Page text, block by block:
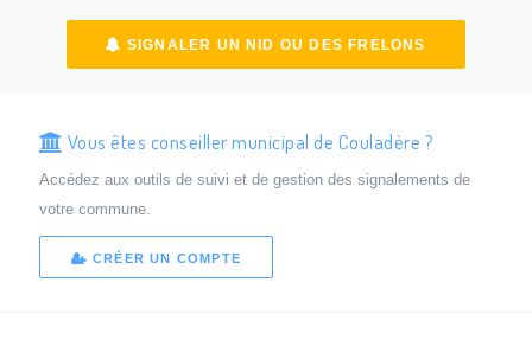
SIGNALER UN NID OU DES FRELONS
Vous êtes conseiller municipal de Couladère ?
Accédez aux outils de suivi et de gestion des signalements de
votre commune.
CRÉER UN COMPTE